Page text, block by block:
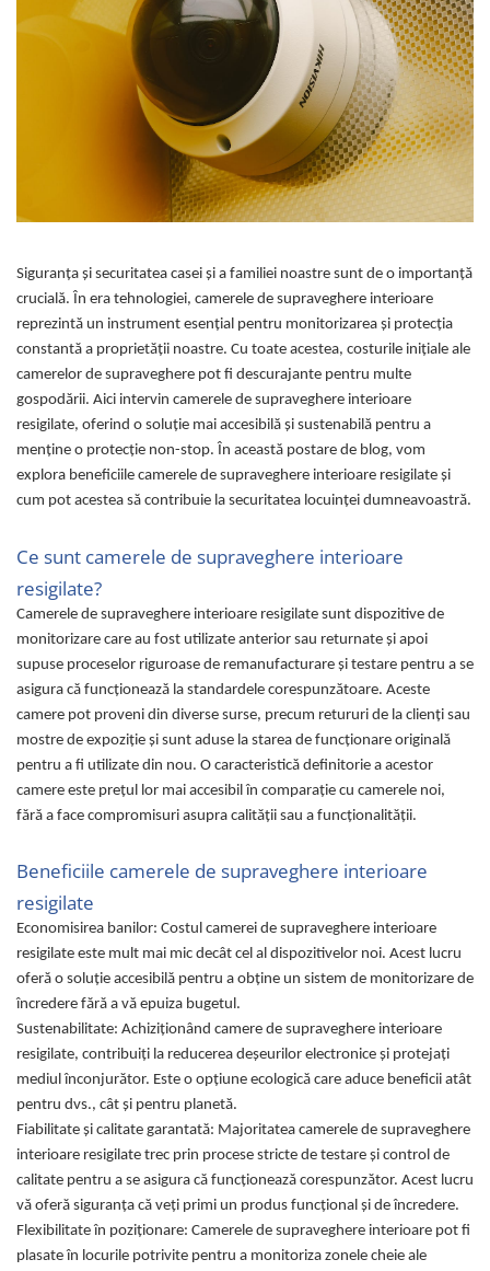
Curatenie si intretinere
Decoratiuni
Hobby-uri creative
Iluminat & Electrice
Kit-uri automatizari porti si usi
Mobila dormitor
Mobila Living & Dining
Organizare si depozitare
Rafturi
Sanitare
Scule electrice si unelte
Silicon, spume si solutii tehnice
Sisteme Incalzire
Textile si covoare
Uscatoare rufe
Laptop, Tablete & Telefoane
Accesorii tablete
Laptopuri si Accesorii
Telefoane Mobile & accesorii
Wearable & Gadgeturi
Electrocasnice & Climatizare
Accesorii si piese masini spalat
rufe si uscatoare
Accesorii si piese masini spalat
vase
Aparate Racire Aer
Aragaze si cuptoare cu microunde
Climatizare & sisteme de incalzire
Electrocasnice pentru Bucatarie
Fiare de calcat si masini de cusut
Ingrijire Locuinta
Purificatoare de aer
Fashion
Bijuterii
Ceasuri barbatesti
Ceasuri dama
Cutii, curele si accesorii ceasuri
Genti si accesorii barbati
Genti si accesorii femei
Siguranța și securitatea casei și a familiei noastre sunt de o importanță
crucială. În era tehnologiei, camerele de supraveghere interioare
reprezintă un instrument esențial pentru monitorizarea și protecția
constantă a proprietății noastre. Cu toate acestea, costurile inițiale ale
camerelor de supraveghere pot fi descurajante pentru multe
gospodării. Aici intervin camerele de supraveghere interioare
resigilate, oferind o soluție mai accesibilă și sustenabilă pentru a
menține o protecție non-stop. În această postare de blog, vom
explora beneficiile camerele de supraveghere interioare resigilate și
cum pot acestea să contribuie la securitatea locuinței dumneavoastră.
Ce sunt camerele de supraveghere interioare
resigilate?
Camerele de supraveghere interioare resigilate sunt dispozitive de
monitorizare care au fost utilizate anterior sau returnate și apoi
supuse proceselor riguroase de remanufacturare și testare pentru a se
asigura că funcționează la standardele corespunzătoare. Aceste
camere pot proveni din diverse surse, precum retururi de la clienți sau
mostre de expoziție și sunt aduse la starea de funcționare originală
pentru a fi utilizate din nou. O caracteristică definitorie a acestor
camere este prețul lor mai accesibil în comparație cu camerele noi,
fără a face compromisuri asupra calității sau a funcționalității.
Beneficiile camerele de supraveghere interioare
resigilate
Economisirea banilor: Costul camerei de supraveghere interioare
resigilate este mult mai mic decât cel al dispozitivelor noi. Acest lucru
oferă o soluție accesibilă pentru a obține un sistem de monitorizare de
încredere fără a vă epuiza bugetul.
Sustenabilitate: Achiziționând camere de supraveghere interioare
resigilate, contribuiți la reducerea deșeurilor electronice și protejați
mediul înconjurător. Este o opțiune ecologică care aduce beneficii atât
pentru dvs., cât și pentru planetă.
Fiabilitate și calitate garantată: Majoritatea camerele de supraveghere
interioare resigilate trec prin procese stricte de testare și control de
calitate pentru a se asigura că funcționează corespunzător. Acest lucru
vă oferă siguranța că veți primi un produs funcțional și de încredere.
Flexibilitate în poziționare: Camerele de supraveghere interioare pot fi
plasate în locurile potrivite pentru a monitoriza zonele cheie ale